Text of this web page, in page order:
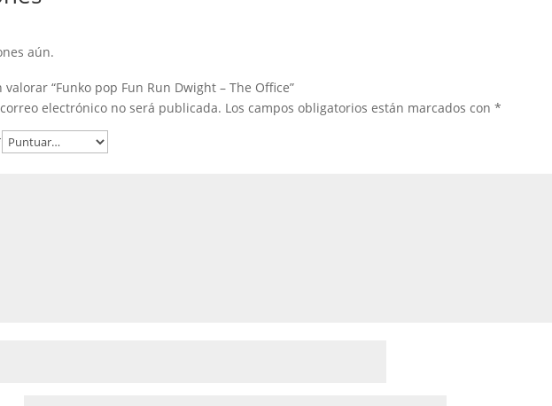
aún.
“Funko pop Fun Run Dwight – The Office”
electrónico no será publicada. Los campos obligatorios están marcados con*